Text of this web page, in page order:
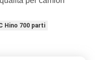
Hino 700 parti